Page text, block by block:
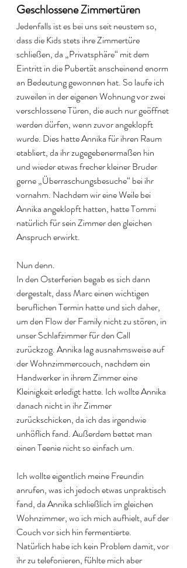
Geschlossene Zimmertüren
Jedenfalls ist es bei uns seit neustem so,
dass die Kids stets ihre Zimmertüre
schließen, da „Privatsphäre“ mit dem
Eintritt in die Pubertät anscheinend enorm
an Bedeutung gewonnen hat. So laufe ich
zuweilen in der eigenen Wohnung vor zwei
verschlossene Türen, die auch nur geöffnet
werden dürfen, wenn zuvor angeklopft
wurde. Dies hatte Annika für ihren Raum
etabliert, da ihr zugegebenermaßen hin
und wieder etwas frecher kleiner Bruder
gerne „Überraschungsbesuche“ bei ihr
vornahm. Nachdem wir eine Weile bei
Annika angeklopft hatten, hatte Tommi
natürlich für sein Zimmer den gleichen
Anspruch erwirkt.
Nun denn.
In den Osterferien begab es sich dann
dergestalt, dass Marc einen wichtigen
beruflichen Termin hatte und sich daher,
um den Flow der Family nicht zu stören, in
unser Schlafzimmer für den Call
zurückzog. Annika lag ausnahmsweise auf
der Wohnzimmercouch, nachdem ein
Handwerker in ihrem Zimmer eine
Kleinigkeit erledigt hatte. Ich wollte Annika
danach nicht in ihr Zimmer
zurückschicken, da ich das irgendwie
unhöflich fand. Außerdem bettet man
einen Teenie nicht so einfach um.
Ich wollte eigentlich meine Freundin
anrufen, was ich jedoch etwas unpraktisch
fand, da Annika schließlich im gleichen
Wohnzimmer, wo ich mich aufhielt, auf der
Couch vor sich hin fermentierte.
Natürlich habe ich kein Problem damit, vor
ihr zu telefonieren, fühlte mich aber